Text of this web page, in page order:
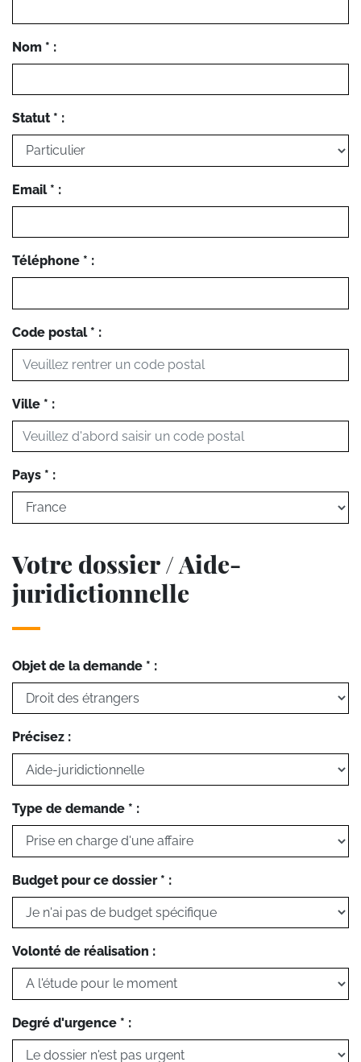
Nom * :
Statut * :
Email * :
Téléphone * :
Code postal * :
Ville * :
Pays * :
Votre dossier / Aide-
juridictionnelle
Objet de la demande * :
Précisez :
Type de demande * :
Budget pour ce dossier * :
Volonté de réalisation :
Degré d'urgence * :